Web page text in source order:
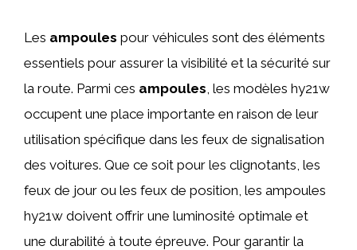
Les ampoules pour véhicules sont des éléments
essentiels pour assurer la visibilité et la sécurité sur
la route. Parmi ces ampoules , les modèles hy21w
occupent une place importante en raison de leur
utilisation spécifique dans les feux de signalisation
des voitures. Que ce soit pour les clignotants, les
feux de jour ou les feux de position, les ampoules
hy21w doivent offrir une luminosité optimale et
une durabilité à toute épreuve. Pour garantir la